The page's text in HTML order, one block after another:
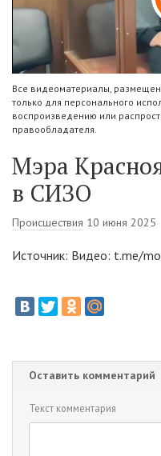
Все видеоматериалы,
только для персонального
воспроизведению или
правообладателя.
Мэра
в СИЗО
Происшествия 10 июня 2025
Источник: Видео: t.me/
Оставить комментарий
Текст комментария